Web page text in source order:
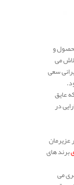
و
می
سعی
عایق
در
برند های
می